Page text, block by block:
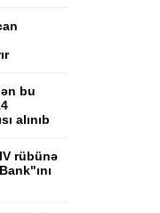
bu
alınıb
rübünə